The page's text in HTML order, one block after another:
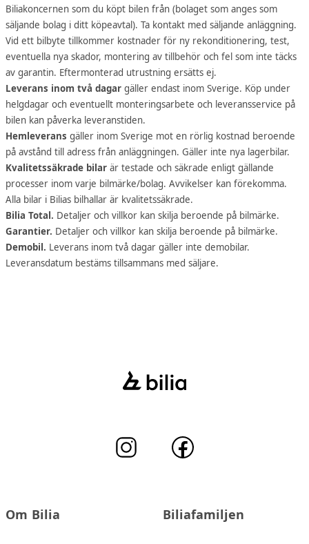
Biliakoncernen som du köpt bilen från (bolaget som anges som
säljande bolag i ditt köpeavtal). Ta kontakt med säljande anläggning.
Vid ett bilbyte tillkommer kostnader för ny rekonditionering, test,
eventuella nya skador, montering av tillbehör och fel som inte täcks
av garantin. Eftermonterad utrustning ersätts ej.
Leverans inom två dagar gäller endast inom Sverige. Köp under
helgdagar och eventuellt monteringsarbete och leveransservice på
bilen kan påverka leveranstiden.
Hemleverans gäller inom Sverige mot en rörlig kostnad beroende
på avstånd till adress från anläggningen. Gäller inte nya lagerbilar.
Kvalitetssäkrade bilar är testade och säkrade enligt gällande
processer inom varje bilmärke/bolag. Avvikelser kan förekomma.
Alla bilar i Bilias bilhallar är kvalitetssäkrade.
Bilia Total. Detaljer och villkor kan skilja beroende på bilmärke.
Garantier. Detaljer och villkor kan skilja beroende på bilmärke.
Demobil. Leverans inom två dagar gäller inte demobilar.
Leveransdatum bestäms tillsammans med säljare.
Om Bilia Biliafamiljen